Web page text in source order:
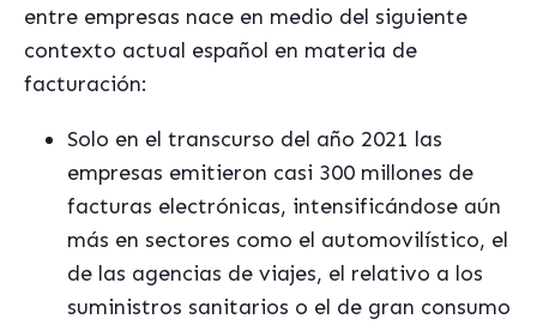
entre empresas nace en medio del siguiente
contexto actual español en materia de
facturación:
Solo en el transcurso del año 2021 las
empresas emitieron casi 300 millones de
facturas electrónicas, intensificándose aún
más en sectores como el automovilístico, el
de las agencias de viajes, el relativo a los
suministros sanitarios o el de gran consumo